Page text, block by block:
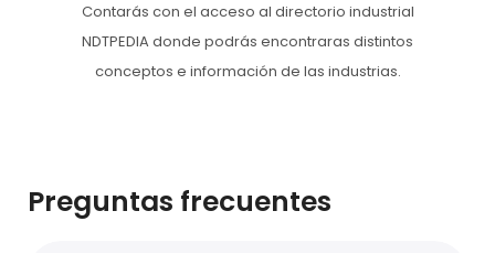
Contarás con el acceso al directorio industrial
NDTPEDIA donde podrás encontraras distintos
conceptos e información de las industrias.
Preguntas frecuentes